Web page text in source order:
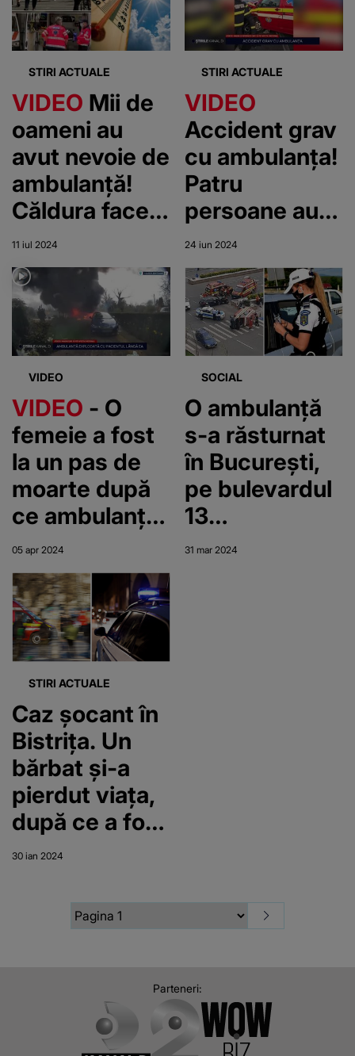
STIRI ACTUALE
VIDEO Mii de
oameni au
avut nevoie de
ambulanță!
Căldura face
ravagii în
București și
Ilfov
11 iul 2024
STIRI ACTUALE
VIDEO
Accident grav
cu ambulanța!
Patru
persoane au
ajuns la spital,
după ce unul
dintre șoferi
nu a acordat
prioritate
24 iun 2024
VIDEO
VIDEO - O
femeie a fost
la un pas de
moarte după
ce ambulanța
în care se afla
a luat foc.
Cum s-a
produs
incidentul?
05 apr 2024
SOCIAL
O ambulanță
s-a răsturnat
în București,
pe bulevardul
13
Septembrie.
31 mar 2024
STIRI ACTUALE
Caz șocant în
Bistrița. Un
bărbat și-a
pierdut viața,
după ce a fost
lovit de o
Cum a avut
loc, de fapt,
30 ian 2024
Parteneri: